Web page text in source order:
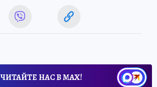
ЧИТАЙТЕ НАС В МАХ!